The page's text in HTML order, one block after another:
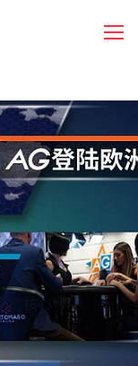
的核心